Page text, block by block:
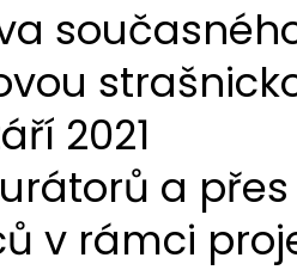
2021
a přes
v rámci